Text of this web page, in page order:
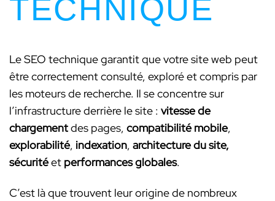
TECHNIQUE
Le SEO technique garantit que votre site web peut
être correctement consulté, exploré et compris par
les moteurs de recherche. Il se concentre sur
l’infrastructure derrière le site : vitesse de
chargementdes pages, compatibilité mobile,
explorabilité, indexation, architecture du site,
sécuritéet performances globales.
C’est là que trouvent leur origine de nombreux